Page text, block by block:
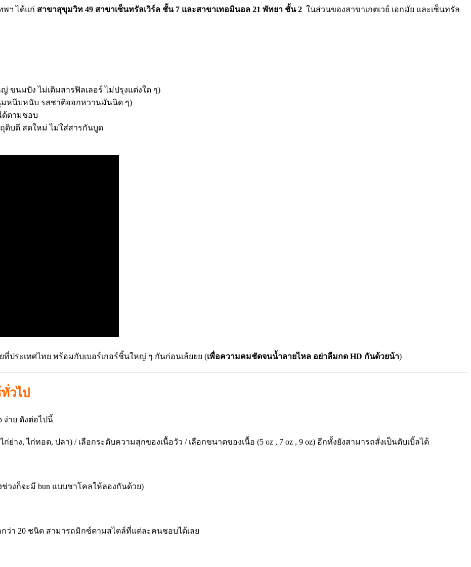
พฯ ได้แก่ สาขาสุขุมวิท 49 สาขาเซ็นทรัลเวิร์ล ชั้น 7 และสาขาเทอมินอล 21 พัทยา ชั้น 2 ในส่วนของสาขาเกตเวย์ เอกมัย และเซ็นทรัล
ขนมปัง ไม่เติมสารฟิลเลอร์ ไม่ปรุงแต่งใด ๆ)
มหนึบหนับ รสชาติออกหวานมันนิด ๆ)
ด้ตามชอบ
ถุดิบดี สดใหม่ ไม่ใส่สารกันบูด
ประเทศไทย พร้อมกับเบอร์เกอร์ชิ้นใหญ่ ๆ กันก่อนเล้ยยย (เพื่อความคมชัดจนน้ำลายไหล อย่าลืมกด HD กันด้วยน้า)
วไป
ง่าย ดังต่อไปนี้
ก่ย่าง, ไก่ทอด, ปลา) / เลือกระดับความสุกของเนื้อวัว / เลือกขนาดของเนื้อ (5 oz , 7 oz , 9 oz) อีกทั้งยังสามารถสั่งเป็นดับเบิ้ลได้
ช่วงก็จะมี bun แบบชาโคลให้ลองกันด้วย)
ว่า 20 ชนิด สามารถมิกซ์ตามสไตล์ที่แต่ละคนชอบได้เลย